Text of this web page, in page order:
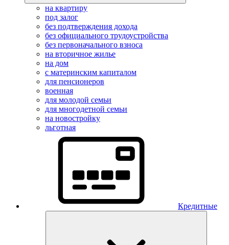
на квартиру
под залог
без подтверждения дохода
без официального трудоустройства
без первоначального взноса
на вторичное жилье
на дом
с материнским капиталом
для пенсионеров
военная
для молодой семьи
для многодетной семьи
на новостройку
льготная
Кредитные